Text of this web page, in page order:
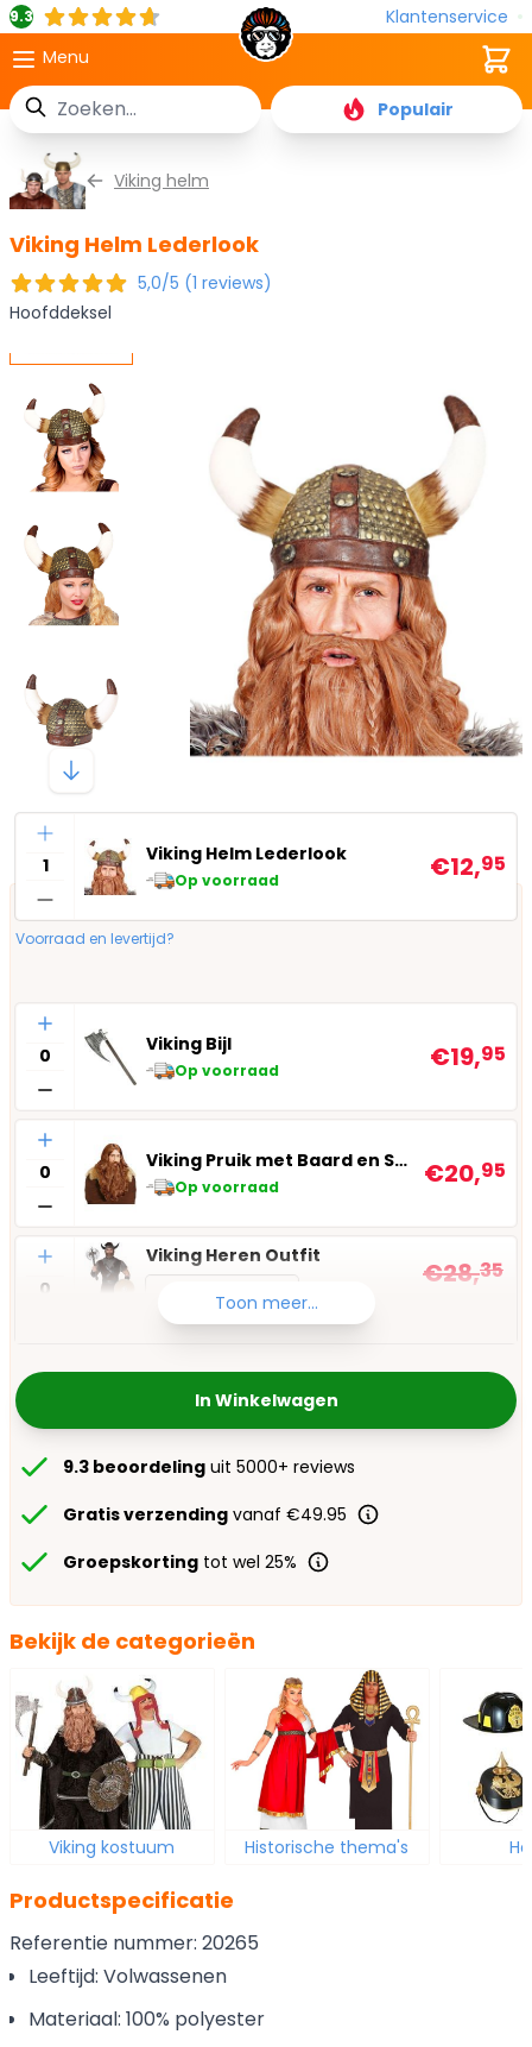
9.3
Klantenservice
Menu
Zoek
Populair
Cart
Viking helm
Viking Helm Lederlook
5,0/5 (1 reviews)
Hoofddeksel
Aantal
Viking Helm Lederlook
Op voorraad €12,95
Voorraad en levertijd?
Aantal
Viking Bijl
Op voorraad €19,95
Aantal
Viking Pruik met Baard en Snor
Op voorraad €20,95
Aantal
Viking Heren Outfit
Kies maat
Op voorraad
€28,35
Toon meer...
In Winkelwagen
9.3 beoordeling uit 5000+ reviews
Gratis verzending vanaf €49.95
Groepskorting tot wel 25%
Bekijk de categorieën
Viking kostuum Historische thema's
Productspecificatie
Referentie nummer: 20265
Leeftijd: Volwassenen
Materiaal: 100% polyester